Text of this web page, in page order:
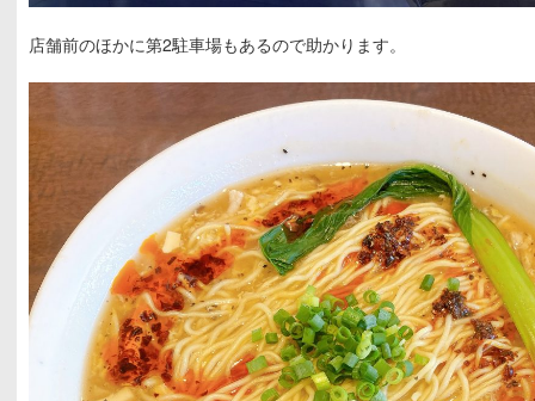
店舗前のほかに第2駐車場もあるので助かります。